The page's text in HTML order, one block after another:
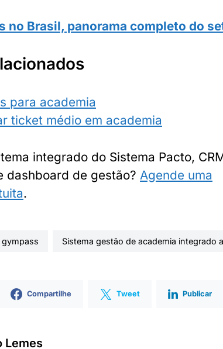
no Brasil, panorama completo do
para academia
ticket médio em academia
integrado do Sistema Pacto,
dashboard de gestão? Agende uma
.
gympass sistema gestão de academia integrado
Compartilhe Tweet Publicar
Lemes